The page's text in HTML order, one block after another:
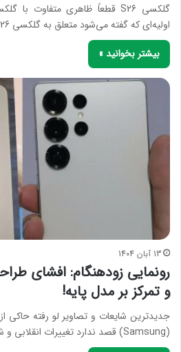
اولیه‌ای که گفته می‌شود متعلق به گلکسی S26 است،…
بیشتر بخوانید »
13 آبان 1404
و تمرکز بر مدل پایه!
جدیدترین شایعات و تصاویر لو رفته
(Samsung) قصد ندارد تغییرات انقلابی و شدیدی…